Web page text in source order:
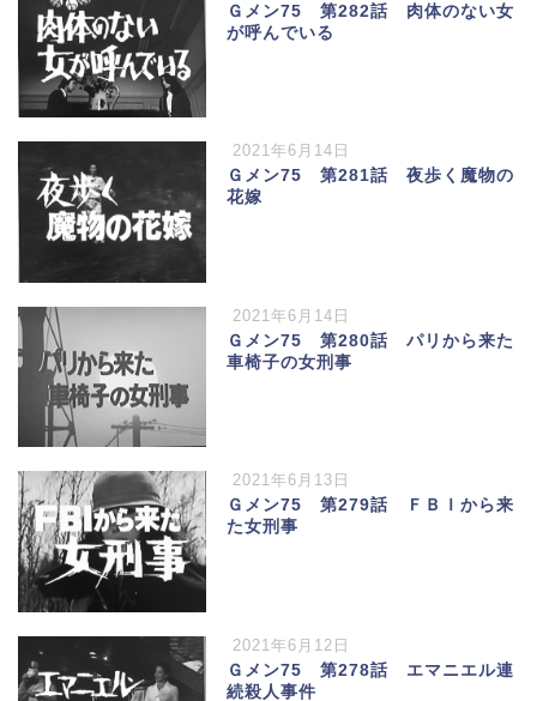
Ｇメン75 第282話 肉体のない女
が呼んでいる
2021年6月14日
Ｇメン75 第281話 夜歩く魔物の
花嫁
2021年6月14日
Ｇメン75 第280話 パリから来た
車椅子の女刑事
2021年6月13日
Ｇメン75 第279話 ＦＢＩから来
た女刑事
2021年6月12日
Ｇメン75 第278話 エマニエル連
続殺人事件